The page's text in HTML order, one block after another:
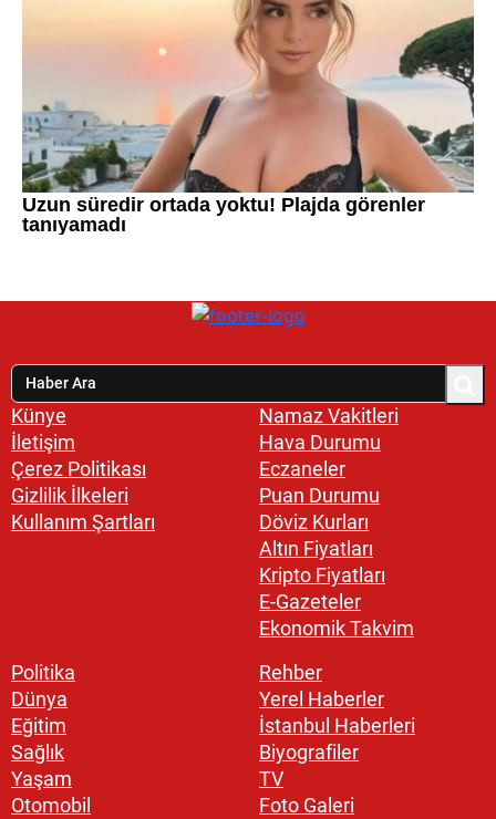
Künye
İletişim
Çerez Politikası
Gizlilik İlkeleri
Kullanım Şartları
Namaz Vakitleri
Hava Durumu
Eczaneler
Puan Durumu
Döviz Kurları
Altın Fiyatları
Kripto Fiyatları
E-Gazeteler
Ekonomik Takvim
Politika
Dünya
Eğitim
Sağlık
Yaşam
Otomobil
Rehber
Yerel Haberler
İstanbul Haberleri
Biyografiler
TV
Foto Galeri